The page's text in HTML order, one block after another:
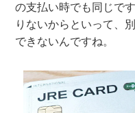
の支払い時でも同じで
りないからといって、
できないんですね。